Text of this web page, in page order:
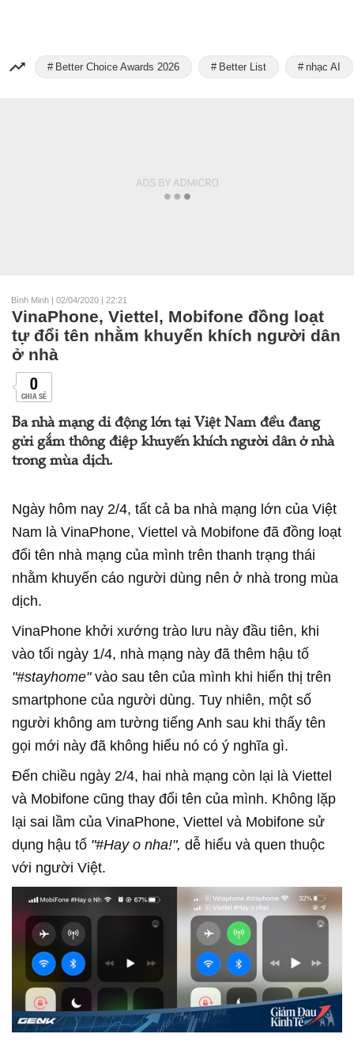
Better Choice Awards 2026 Better List nhạc AI
Bình Minh | 02/04/2020 | 22:21
VinaPhone, Viettel, Mobifone đồng loạt
tự đổi tên nhằm khuyến khích người dân
ở nhà
0
CHIA SẺ
Ba nhà mạng di động lớn tại Việt Nam đều đang
gửi gắm thông điệp khuyến khích người dân ở nhà
trong mùa dịch.
Ngày hôm nay 2/4, tất cả ba nhà mạng lớn của Việt
Nam là VinaPhone, Viettel và Mobifone đã đồng loạt
đổi tên nhà mạng của mình trên thanh trạng thái
nhằm khuyến cáo người dùng nên ở nhà trong mùa
dịch.
VinaPhone khởi xướng trào lưu này đầu tiên, khi
vào tối ngày 1/4, nhà mạng này đã thêm hậu tố
"#stayhome"vào sau tên của mình khi hiển thị trên
smartphone của người dùng. Tuy nhiên, một số
người không am tường tiếng Anh sau khi thấy tên
gọi mới này đã không hiểu nó có ý nghĩa gì.
Đến chiều ngày 2/4, hai nhà mạng còn lại là Viettel
và Mobifone cũng thay đổi tên của mình. Không lặp
lại sai lầm của VinaPhone, Viettel và Mobifone sử
dụng hậu tố "#Hay o nha!", dễ hiểu và quen thuộc
với người Việt.